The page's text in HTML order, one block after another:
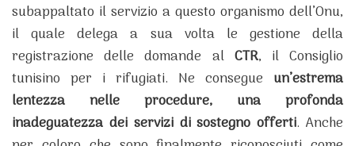
subappaltato il servizio a questo organismo dell’Onu,
il quale delega a sua volta le gestione della
registrazione delle domande al CTR, il Consiglio
tunisino per i rifugiati. Ne consegue un’estrema
lentezza nelle procedure, una profonda
inadeguatezza dei servizi di sostegno offerti. Anche